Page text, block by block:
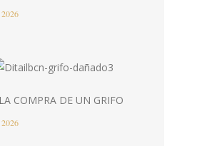
COMPRA DE UN GRIFO